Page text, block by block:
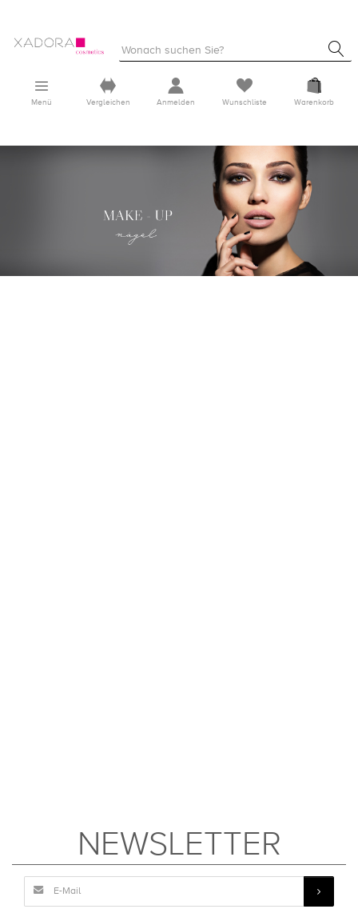
Menü Vergleichen Anmelden Wunschliste Warenkorb
NEWSLETTER